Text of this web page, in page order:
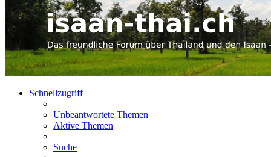
Schnellzugriff
Unbeantwortete Themen
Aktive Themen
Suche